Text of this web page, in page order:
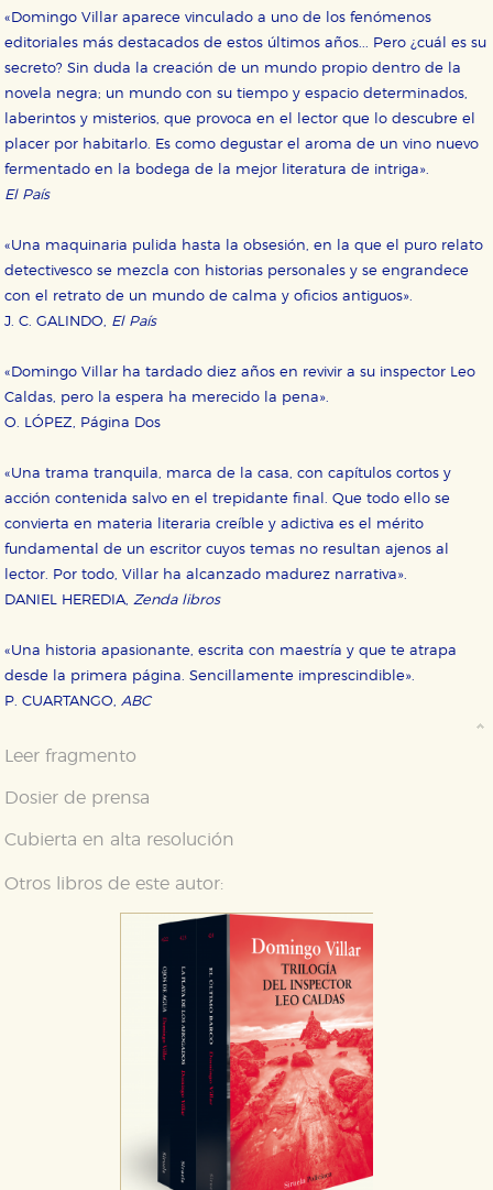
«Domingo Villar aparece vinculado a uno de los fenómenos
editoriales más destacados de estos últimos años... Pero ¿cuál es su
secreto? Sin duda la creación de un mundo propio dentro de la
novela negra; un mundo con su tiempo y espacio determinados,
laberintos y misterios, que provoca en el lector que lo descubre el
placer por habitarlo. Es como degustar el aroma de un vino nuevo
fermentado en la bodega de la mejor literatura de intriga».
El País
«Una maquinaria pulida hasta la obsesión, en la que el puro relato
detectivesco se mezcla con historias personales y se engrandece
con el retrato de un mundo de calma y oficios antiguos».
J. C. GALINDO, El País
«Domingo Villar ha tardado diez años en revivir a su inspector Leo
Caldas, pero la espera ha merecido la pena».
O. LÓPEZ, Página Dos
«Una trama tranquila, marca de la casa, con capítulos cortos y
acción contenida salvo en el trepidante final. Que todo ello se
convierta en materia literaria creíble y adictiva es el mérito
fundamental de un escritor cuyos temas no resultan ajenos al
lector. Por todo, Villar ha alcanzado madurez narrativa».
DANIEL HEREDIA,Zenda libros
«Una historia apasionante, escrita con maestría y que te atrapa
desde la primera página. Sencillamente imprescindible».
P. CUARTANGO,ABC
Leer fragmento
Dosier de prensa
Cubierta en alta resolución
Otros libros de este autor: